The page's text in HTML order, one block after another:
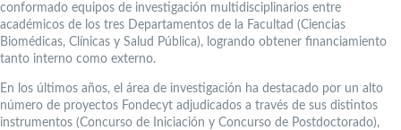
conformado equipos de investigación multidisciplinarios entre
académicos de los tres Departamentos de la Facultad (Ciencias
Biomédicas, Clínicas y Salud Pública), logrando obtener financiamiento
tanto interno como externo.
En los últimos años, el área de investigación ha destacado por un alto
número de proyectos Fondecyt adjudicados a través de sus distintos
instrumentos (Concurso de Iniciación y Concurso de Postdoctorado),